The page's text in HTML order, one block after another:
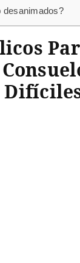
desanimados?